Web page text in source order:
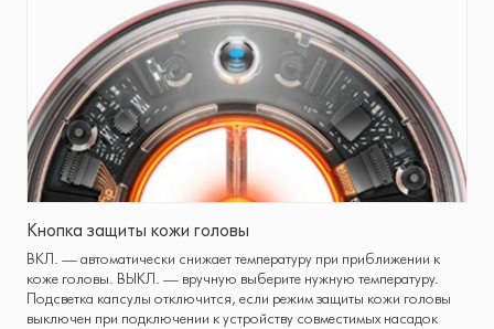
Кнопка защиты кожи головы
ВКЛ. — автоматически снижает температуру при приближении к
коже головы. ВЫКЛ. — вручную выберите нужную температуру.
Подсветка капсулы отключится, если режим защиты кожи головы
выключен при подключении к устройству совместимых насадок